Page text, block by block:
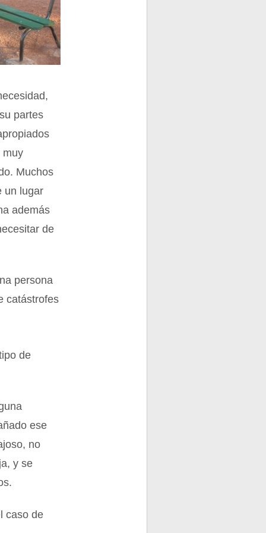
partes
muy
Muchos
un lugar
además
de
persona
catástrofes
de
ese
no
y se
caso de